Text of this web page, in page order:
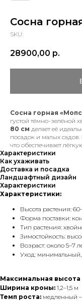
Сосна
SKU:
28900,00 р.
Сосна горная
густой тёмно-зелёной
80 см делает её
посадок и малых садов.
что обеспечивает
Характеристики
Как ухаживать
Доставка и посадка
Ландшафтный дизайн
Характеристики
Характеристики:
Высота растения:
Форма поставки:
Тип растения:
Зимостойкость:
Возраст: около 5–7
Уход: минимальный,
Максимальная
Ширина кроны: 1,2–1,5 м
Темп роста: медленный